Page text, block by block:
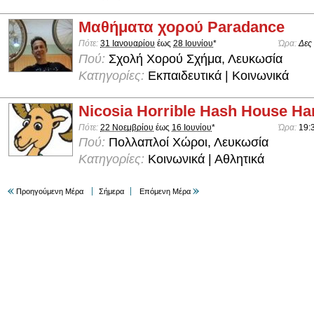
Μαθήματα χορού Paradance
Πότε: 31 Ιανουαρίου έως 28 Ιουνίου* Ώρα:Δες
Πού: Σχολή Χορού Σχήμα, Λευκωσία
Κατηγορίες: Εκπαιδευτικά | Κοινωνικά
Nicosia Horrible Hash House
Πότε: 22 Νοεμβρίου έως 16 Ιουνίου* Ώρα:
Πού: Πολλαπλοί Χώροι, Λευκωσία
Κατηγορίες: Κοινωνικά | Αθλητικά
Προηγούμενη Μέρα Σήμερα Επόμενη Μέρα